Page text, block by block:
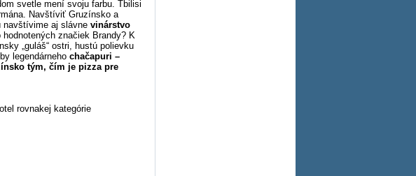
svetle mení svoju farbu. Tbilisi
Navštíviť Gruzínsko a
navštívime aj slávne vinárstvo
značiek Brandy? K
„guláš“ ostri, hustú polievku
legendárneho chačapuri –
tým, čím je pizza pre
rovnakej kategórie